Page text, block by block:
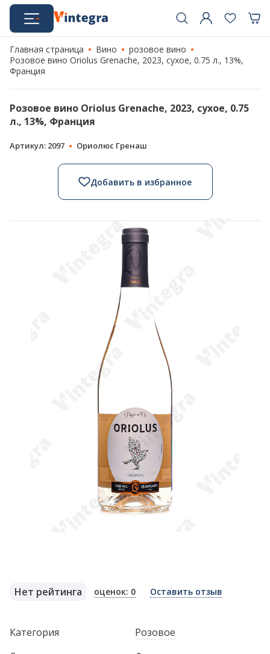
Главная страница Вино
розовое вино
Розовое вино Oriolus Grenache, 2023, сухое, 0.75 л., 13%,
Франция
Розовое вино Oriolus Grenache, 2023, сухое, 0.75
л., 13%, Франция
Артикул: 2097 Ориолюс Гренаш
Добавить в избранное
Нет рейтинга оценок: 0 Оставить отзыв
Категория
Розовое